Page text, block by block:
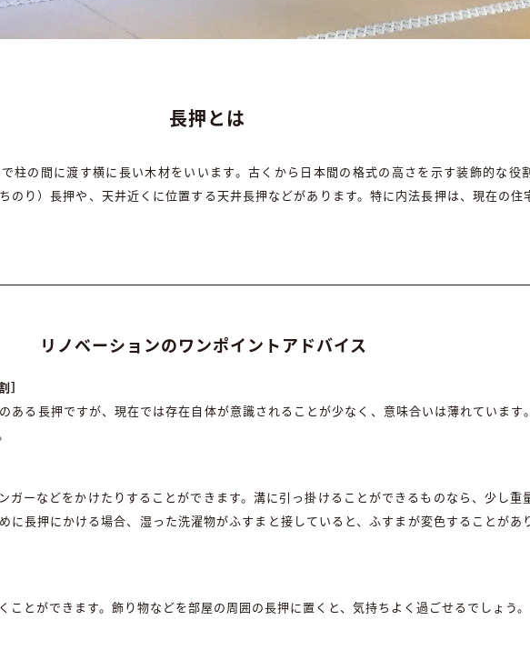
長押とは
柱の間に渡す横に長い木材をいいます。古くから日本間の格式の高さを示す装飾的な役
のり）長押や、天井近くに位置する天井長押などがあります。特に内法長押は、現在の住
リノベーションのワンポイントアドバイス
］
ある長押ですが、現在では存在自体が意識されることが少なく、意味合いは薄れています
ガーなどをかけたりすることができます。溝に引っ掛けることができるものなら、少し重
に長押にかける場合、湿った洗濯物がふすまと接していると、ふすまが変色することがあ
ことができます。飾り物などを部屋の周囲の長押に置くと、気持ちよく過ごせるでしょう。